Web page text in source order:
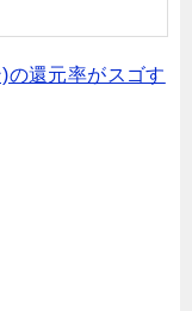
還元率がスゴす